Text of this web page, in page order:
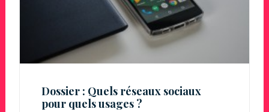
Dossier : Quels réseaux sociaux
pour quels usages ?